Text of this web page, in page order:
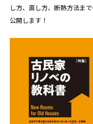
し方、直し方、断熱方法ま
公開します！